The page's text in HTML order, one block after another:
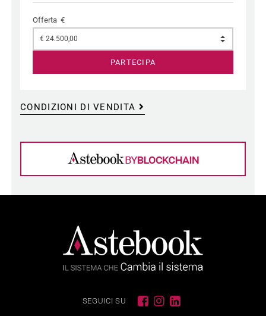
Offerta €
PARTECIPA
CONDIZIONI DI VENDITA
SEGUICI SU